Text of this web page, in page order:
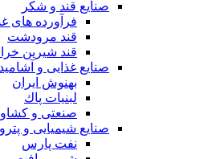
صنایع قند و شکر
فرآورده های
قند مرودشت
قند شیرین
صنایع غذايی و
بهنوش ایران
لبنيات پاك
صنعتی و
صنایع شیمیایی و
نفت پارس